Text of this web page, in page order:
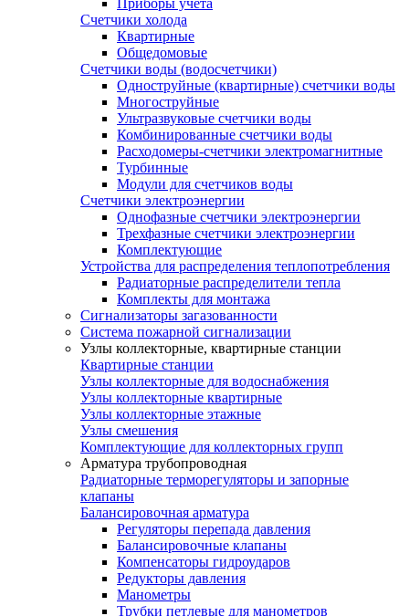
Приборы учета
Счетчики холода
Квартирные
Общедомовые
Счетчики воды (водосчетчики)
Одноструйные (квартирные) счетчики воды
Многоструйные
Ультразвуковые счетчики воды
Комбинированные счетчики воды
Расходомеры-счетчики электромагнитные
Турбинные
Модули для счетчиков воды
Счетчики электроэнергии
Однофазные счетчики электроэнергии
Трехфазные счетчики электроэнергии
Комплектующие
Устройства для распределения теплопотребления
Радиаторные распределители тепла
Комплекты для монтажа
Сигнализаторы загазованности
Система пожарной сигнализации
Узлы коллекторные, квартирные станции
Квартирные станции
Узлы коллекторные для водоснабжения
Узлы коллекторные квартирные
Узлы коллекторные этажные
Узлы смешения
Комплектующие для коллекторных групп
Арматура трубопроводная
Радиаторные терморегуляторы и запорные
клапаны
Балансировочная арматура
Регуляторы перепада давления
Балансировочные клапаны
Компенсаторы гидроударов
Редукторы давления
Манометры
Трубки петлевые для манометров